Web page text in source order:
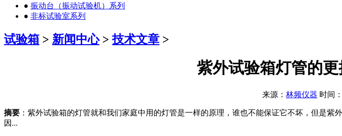
● 振动台（振动试验机）系列
● 非标试验室系列
试验箱 > 新闻中心>技术文章 >
紫外试验箱灯管的
来源： 林频仪器 时间
摘要 ：紫外试验箱的灯管就和我们家庭中用的灯管是一样的原理，谁也不能保证它不坏，但是
因...